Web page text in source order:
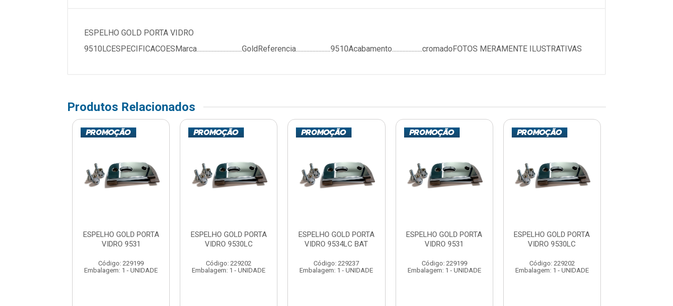
ESPELHO GOLD PORTA VIDRO
9510LCESPECIFICACOESMarca..............................GoldReferencia.......................9510Acabamento....................cromadoFOTOS MERAMENTE ILUSTRATIVAS
Produtos Relacionados
ESPELHO GOLD PORTA
VIDRO 9531
Código: 229199
Embalagem: 1 - UNIDADE
ESPELHO GOLD PORTA
VIDRO 9530LC
Código: 229202
Embalagem: 1 - UNIDADE
ESPELHO GOLD PORTA
VIDRO 9534LC BAT
Código: 229237
Embalagem: 1 - UNIDADE
ESPELHO GOLD PORTA
VIDRO 9531
Código: 229199
Embalagem: 1 - UNIDADE
ESPELHO GOLD PORTA
VIDRO 9530LC
Código: 229202
Embalagem: 1 - UNIDADE